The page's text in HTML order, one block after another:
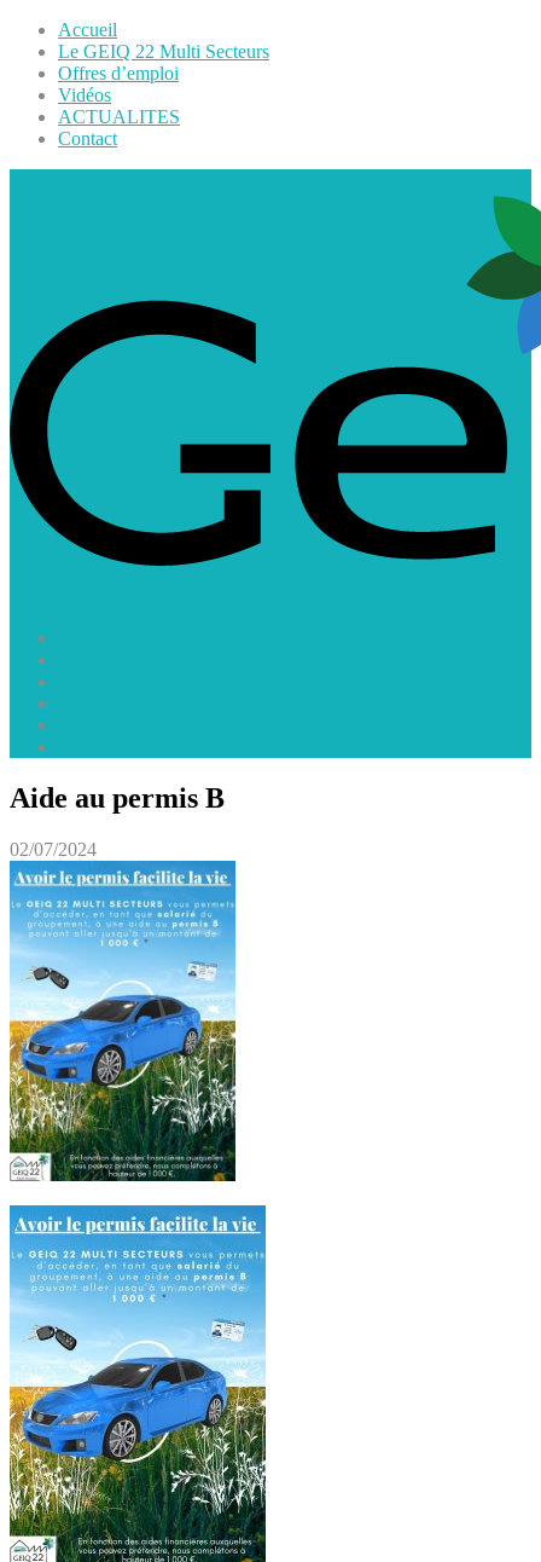
Accueil
Le GEIQ 22 Multi Secteurs
Offres d’emploi
Vidéos
ACTUALITES
Contact
Aide au permis B
02/07/2024